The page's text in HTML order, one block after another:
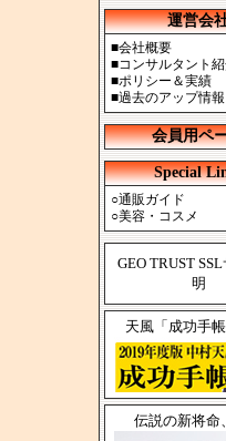
運営会
■会社概要
■コンサルタント
■ポリシー＆実績
■過去のアップ情報
会員用ペ
Special
○通販ガイド
○美容・コスメ
GEO TRUST
明
天風「成功手
伝説の新将命